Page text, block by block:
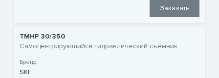
Заказать
TMHP 30/350
Самоцентрирующийся гидравлический съёмник
Бренд:
SKF